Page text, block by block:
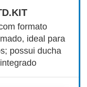
formato
ideal para
possui ducha